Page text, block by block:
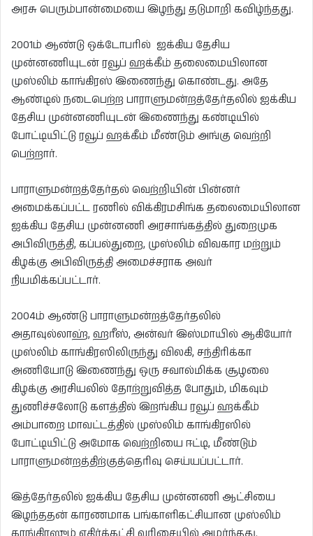
அரசு பெரும்பான்மையை இழந்து தடுமாறி கவிழ்ந்தது.
2001ம் ஆண்டு ஒக்டோபரில் ஐக்கிய தேசிய
முன்னணியுடன் ரவூப் ஹக்கீம் தலைமையிலான
முஸ்லிம் காங்கிரஸ் இணைந்து கொண்டது. அதே
ஆண்டில் நடைபெற்ற பாராளுமன்றத்தேர்தலில் ஐக்கிய
தேசிய முன்னணியுடன் இணைந்து கண்டியில்
போட்டியிட்டு ரவூப் ஹக்கீம் மீண்டும் அங்கு வெற்றி
பெற்றார்.
பாராளுமன்றத்தேர்தல் வெற்றியின் பின்னர்
அமைக்கப்பட்ட ரணில் விக்கிரமசிங்க தலைமையிலான
ஐக்கிய தேசிய முன்னணி அரசாங்கத்தில் துறைமுக
அபிவிருத்தி, கப்பல்துறை, முஸ்லிம் விவகார மற்றும்
கிழக்கு அபிவிருத்தி அமைச்சராக அவர்
நியமிக்கப்பட்டார்.
2004ம் ஆண்டு பாராளுமன்றத்தேர்தலில்
அதாவுல்லாஹ், ஹரீஸ், அன்வர் இஸ்மாயில் ஆகியோர்
முஸ்லிம் காங்கிரஸிலிருந்து விலகி, சந்திரிக்கா
அணியோடு இணைந்து ஒரு சவால்மிக்க சூழலை
கிழக்கு அரசியலில் தோற்றுவித்த போதும், மிகவும்
துணிச்சலோடு களத்தில் இறங்கிய ரவூப் ஹக்கீம்
அம்பாறை மாவட்டத்தில் முஸ்லிம் காங்கிரஸில்
போட்டியிட்டு அமோக வெற்றியை ஈட்டி, மீண்டும்
பாராளுமன்றத்திற்குத்தெரிவு செய்யப்பட்டார்.
இத்தேர்தலில் ஐக்கிய தேசிய முன்னணி ஆட்சியை
இழந்ததன் காரணமாக பங்காளிகட்சியான முஸ்லிம்